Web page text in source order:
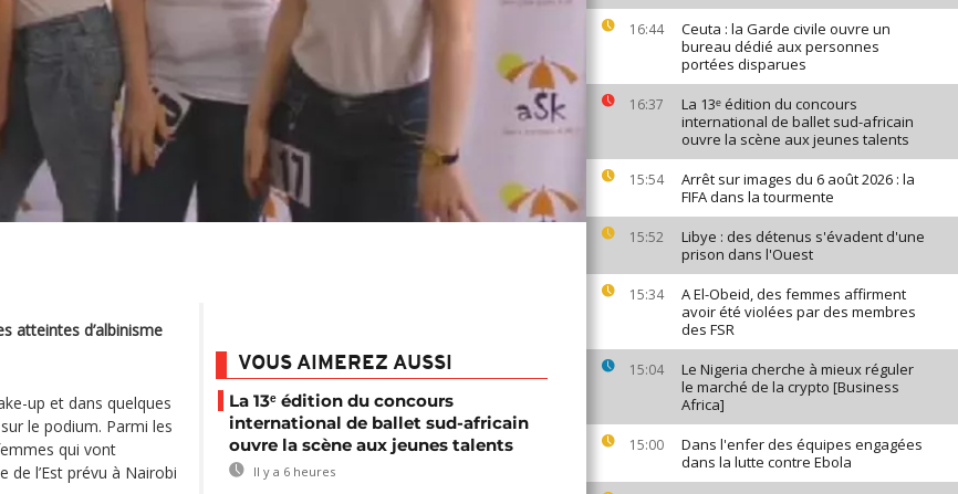
16:44
Ceuta : la Garde civile ouvre un
bureau dédié aux personnes
portées disparues
16:37
La 13ᵉ édition du concours
international de ballet sud-africain
ouvre la scène aux jeunes talents
15:54
Arrêt sur images du 6 août 2026 : la
FIFA dans la tourmente
15:52
Libye : des détenus s'évadent d'une
prison dans l'Ouest
15:34
A El-Obeid, des femmes affirment
avoir été violées par des membres
des FSR
15:04
Le Nigeria cherche à mieux réguler
le marché de la crypto [Business
Africa]
15:00
Dans l'enfer des équipes engagées
dans la lutte contre Ebola
atteintes d’albinisme
up et dans quelques
le podium. Parmi les
qui vont
de l’Est prévu à Nairobi
VOUS AIMEREZ AUSSI
La 13ᵉ édition du concours
international de ballet sud-africain
ouvre la scène aux jeunes talents
Il y a 6 heures